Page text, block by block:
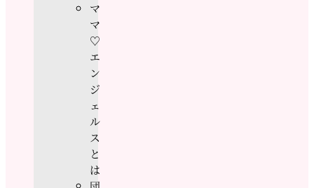
マ
マ
♡
エ
ン
ジ
ェ
ル
ス
と
は